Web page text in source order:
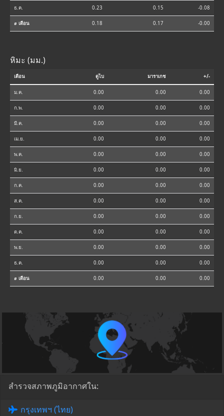
ธ.ค. 0.23 0.15 -0.08
⌀ เดือน 0.18 0.17 -0.00
หิมะ (มม.)
เดือน ดูไบ มาราเกช +/-
ม.ค. 0.00 0.00 0.00
ก.พ. 0.00 0.00 0.00
มี.ค. 0.00 0.00 0.00
เม.ย. 0.00 0.00 0.00
พ.ค. 0.00 0.00 0.00
มิ.ย. 0.00 0.00 0.00
ก.ค. 0.00 0.00 0.00
ส.ค. 0.00 0.00 0.00
ก.ย. 0.00 0.00 0.00
ต.ค. 0.00 0.00 0.00
พ.ย. 0.00 0.00 0.00
ธ.ค. 0.00 0.00 0.00
⌀ เดือน 0.00 0.00 0.00
สำรวจสภาพภูมิอากาศใน:
กรุงเทพฯ (ไทย)